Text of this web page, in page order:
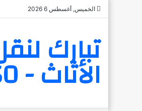
الخميس, أغسطس 6 2026
تبارك
الأثاث - 6566717650